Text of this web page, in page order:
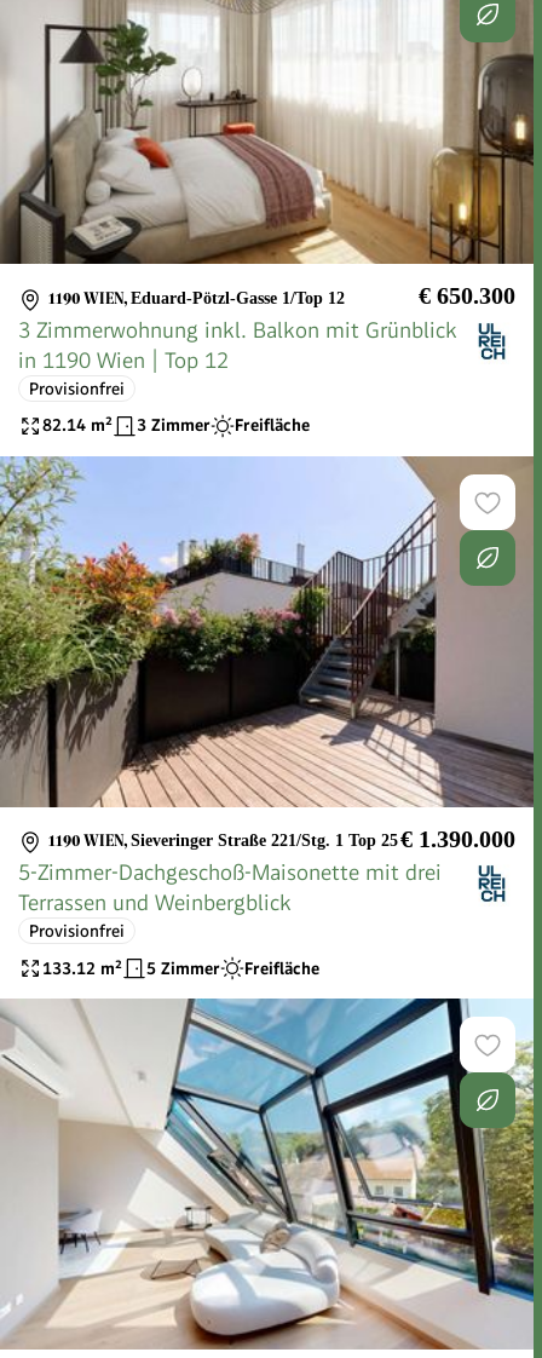
1190 WIEN, Eduard-Pötzl-Gasse 1/Top 12 € 650.300
3 Zimmerwohnung inkl. Balkon mit Grünblick
in 1190 Wien | Top 12
Provisionfrei
82.14 m² 3 Zimmer Freifläche
1190 WIEN, Sieveringer Straße 221/Stg. 1 Top 25€ 1.390.000
5-Zimmer-Dachgeschoß-Maisonette mit drei
Terrassen und Weinbergblick
Provisionfrei
133.12 m² 5 Zimmer Freifläche